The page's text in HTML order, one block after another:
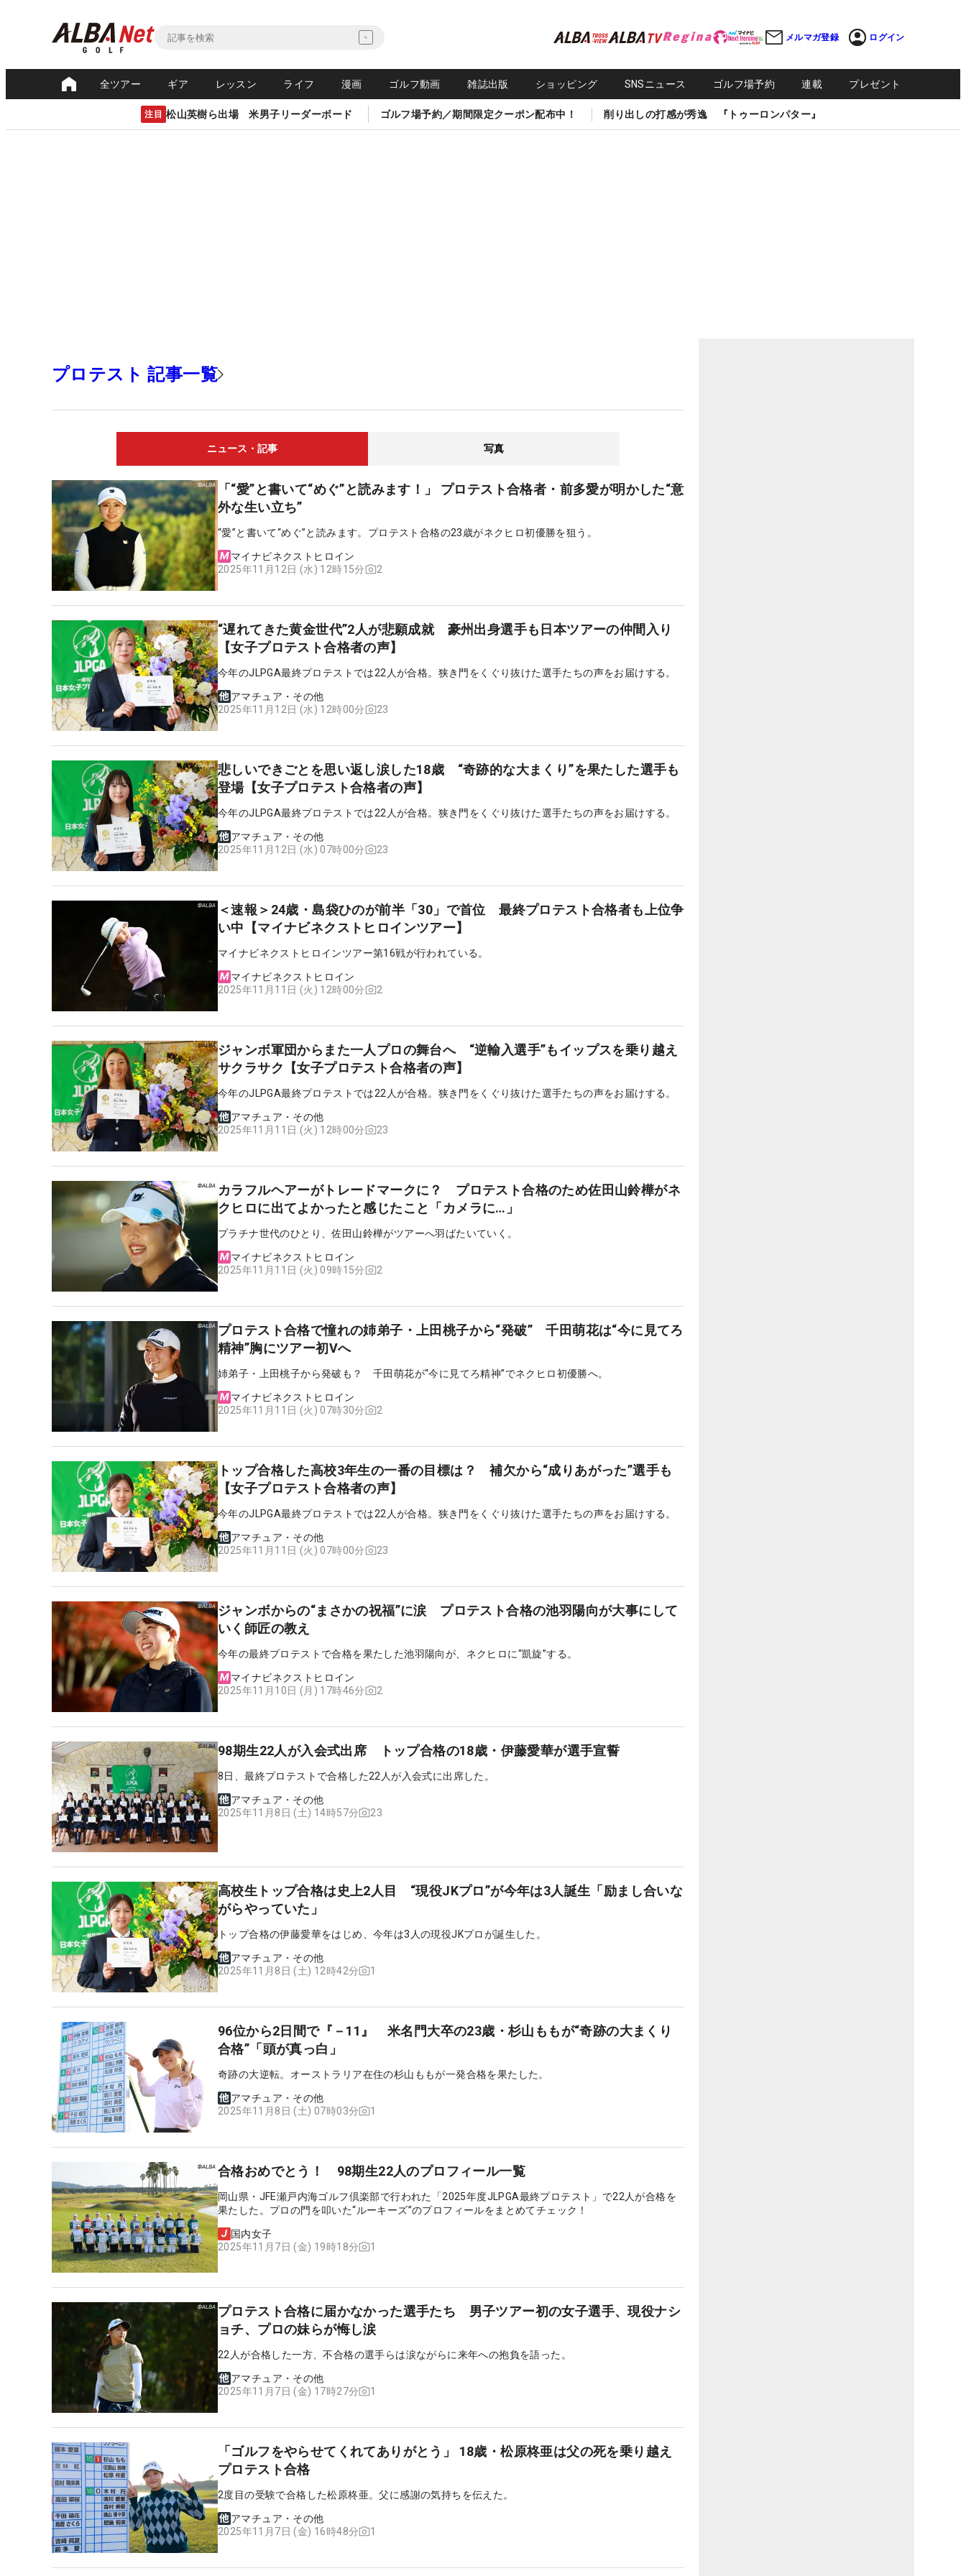
メルマガ登録 ログイン
全ツアー ギア レッスン ライフ 漫画 ゴルフ動画 雑誌出版 ショッピング SNSニュース ゴルフ場予約 連載 プレゼント
注目 松山英樹ら出場 米男子リーダーボード ゴルフ場予約／期間限定クーポン配布中！ 削り出しの打感が秀逸 『トゥーロンパター』
プロテスト 記事一覧
ニュース・記事 写真
「“愛”と書いて“めぐ”と読みます！」 プロテスト合格者・前多愛が明かした“意
外な生い立ち”
“愛”と書いて“めぐ”と読みます。プロテスト合格の23歳がネクヒロ初優勝を狙う。
マイナビネクストヒロイン
2025年11月12日 (水) 12時15分
2
“遅れてきた黄金世代”2人が悲願成就 豪州出身選手も日本ツアーの仲間入り
【女子プロテスト合格者の声】
今年のJLPGA最終プロテストでは22人が合格。狭き門をくぐり抜けた選手たちの声をお届けする。
アマチュア・その他
2025年11月12日 (水) 12時00分
23
悲しいできごとを思い返し涙した18歳 “奇跡的な大まくり”を果たした選手も
登場【女子プロテスト合格者の声】
今年のJLPGA最終プロテストでは22人が合格。狭き門をくぐり抜けた選手たちの声をお届けする。
アマチュア・その他
2025年11月12日 (水) 07時00分
23
＜速報＞24歳・島袋ひのが前半「30」で首位 最終プロテスト合格者も上位争
い中【マイナビネクストヒロインツアー】
マイナビネクストヒロインツアー第16戦が行われている。
マイナビネクストヒロイン
2025年11月11日 (火) 12時00分
2
ジャンボ軍団からまた一人プロの舞台へ “逆輸入選手”もイップスを乗り越え
サクラサク【女子プロテスト合格者の声】
今年のJLPGA最終プロテストでは22人が合格。狭き門をくぐり抜けた選手たちの声をお届けする。
アマチュア・その他
2025年11月11日 (火) 12時00分
23
カラフルヘアーがトレードマークに？ プロテスト合格のため佐田山鈴樺がネ
クヒロに出てよかったと感じたこと「カメラに…」
プラチナ世代のひとり、佐田山鈴樺がツアーへ羽ばたいていく。
マイナビネクストヒロイン
2025年11月11日 (火) 09時15分
2
プロテスト合格で憧れの姉弟子・上田桃子から“発破” 千田萌花は“今に見てろ
精神”胸にツアー初Vへ
姉弟子・上田桃子から発破も？ 千田萌花が“今に見てろ精神”でネクヒロ初優勝へ。
マイナビネクストヒロイン
2025年11月11日 (火) 07時30分
2
トップ合格した高校3年生の一番の目標は？ 補欠から“成りあがった”選手も
【女子プロテスト合格者の声】
今年のJLPGA最終プロテストでは22人が合格。狭き門をくぐり抜けた選手たちの声をお届けする。
アマチュア・その他
2025年11月11日 (火) 07時00分
23
ジャンボからの“まさかの祝福”に涙 プロテスト合格の池羽陽向が大事にして
いく師匠の教え
今年の最終プロテストで合格を果たした池羽陽向が、ネクヒロに“凱旋”する。
マイナビネクストヒロイン
2025年11月10日 (月) 17時46分
2
98期生22人が入会式出席 トップ合格の18歳・伊藤愛華が選手宣誓
8日、最終プロテストで合格した22人が入会式に出席した。
アマチュア・その他
2025年11月8日 (土) 14時57分
23
高校生トップ合格は史上2人目 “現役JKプロ”が今年は3人誕生「励まし合いな
がらやっていた」
トップ合格の伊藤愛華をはじめ、今年は3人の現役JKプロが誕生した。
アマチュア・その他
2025年11月8日 (土) 12時42分
1
96位から2日間で『－11』 米名門大卒の23歳・杉山ももが“奇跡の大まくり
合格”「頭が真っ白」
奇跡の大逆転。オーストラリア在住の杉山ももが一発合格を果たした。
アマチュア・その他
2025年11月8日 (土) 07時03分
1
合格おめでとう！ 98期生22人のプロフィール一覧
岡山県・JFE瀬戸内海ゴルフ倶楽部で行われた「2025年度JLPGA最終プロテスト」で22人が合格を
果たした。プロの門を叩いた“ルーキーズ”のプロフィールをまとめてチェック！
国内女子
2025年11月7日 (金) 19時18分
1
プロテスト合格に届かなかった選手たち 男子ツアー初の女子選手、現役ナシ
ョチ、プロの妹らが悔し涙
22人が合格した一方、不合格の選手らは涙ながらに来年への抱負を語った。
アマチュア・その他
2025年11月7日 (金) 17時27分
1
「ゴルフをやらせてくれてありがとう」 18歳・松原柊亜は父の死を乗り越え
プロテスト合格
2度目の受験で合格した松原柊亜。父に感謝の気持ちを伝えた。
アマチュア・その他
2025年11月7日 (金) 16時48分
1